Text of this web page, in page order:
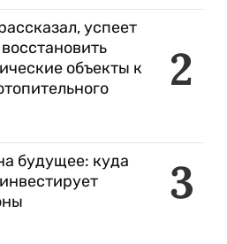
2
успеет
объекты к
3
будущее: куда